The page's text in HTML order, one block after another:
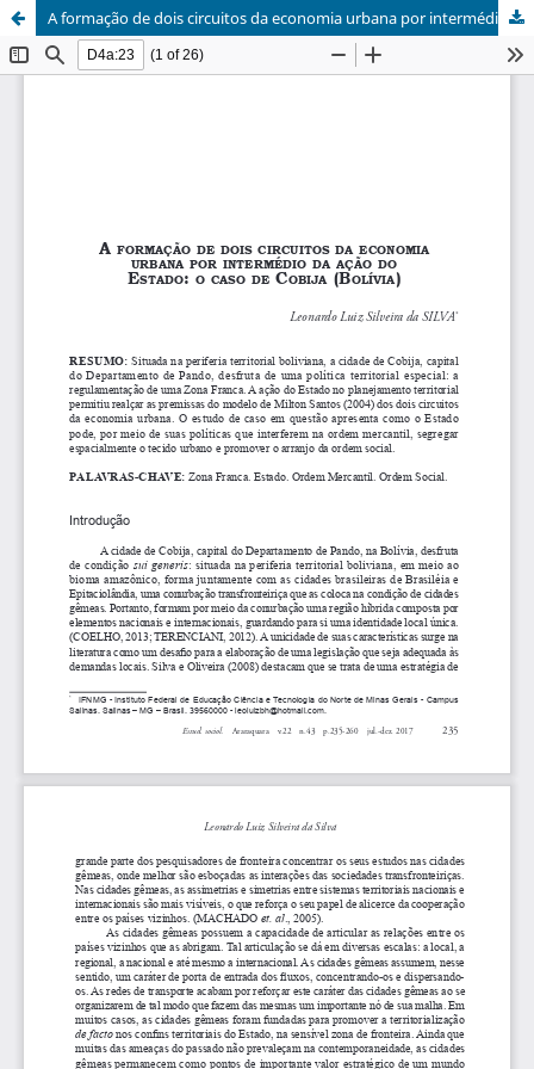
A formação de dois circuitos da economia urbana por intermédio da ação do Estado: o caso de Cobija (Bolívia)